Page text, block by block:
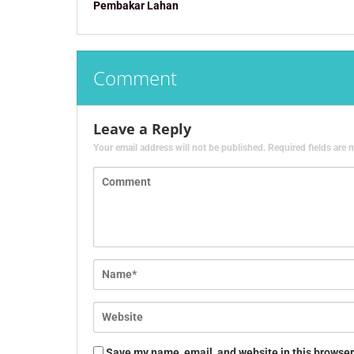
Pembakar Lahan
Comment
Leave a Reply
Your email address will not be published. Required fields are